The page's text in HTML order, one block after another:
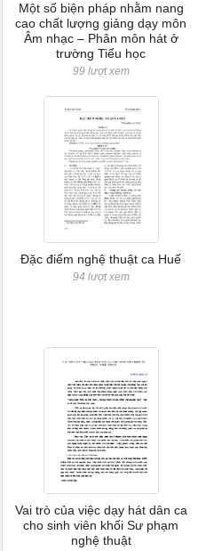
Một số biện pháp nhằm nang
cao chất lượng giảng dạy môn
Âm nhạc – Phân môn hát ở
trường Tiểu học
99 lượt xem
Đặc điểm nghệ thuật ca Huế
94 lượt xem
Vai trò của việc dạy hát dân ca
cho sinh viên khối Sư phạm
nghệ thuật